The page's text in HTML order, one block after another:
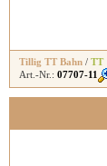
Tillig TT Bahn / TT
Art.-Nr.: 07707-11